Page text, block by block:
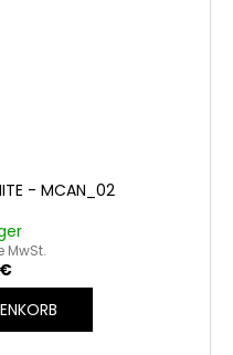
- MCAN_02
MwSt.